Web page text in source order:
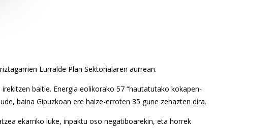
Lurralde Plan Sektorialaren aurrean.
baitie. Energia eolikorako 57 “hautatutako kokapen-
baina Gipuzkoan ere haize-erroten 35 gune zehazten dira.
ekarriko luke, inpaktu oso negatiboarekin, eta horrek